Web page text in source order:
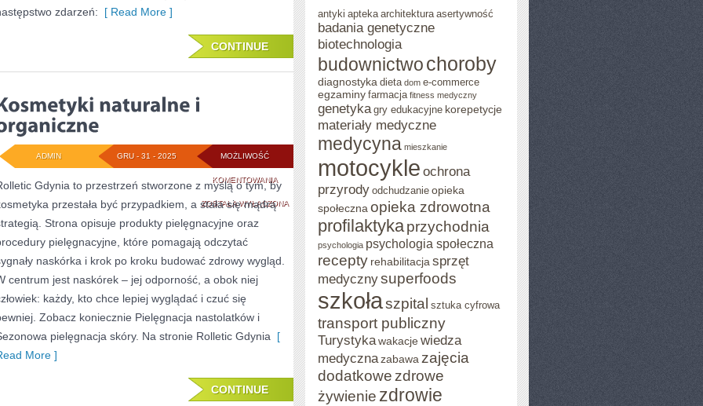
zdarzeń: [ Read More ]
CONTINUE
MOŻLIWOŚĆ
KOMENTOWANIAKOSMETYKI
NATURALNE
ORGANICZNE
ZOSTAŁA WYŁĄCZONA
GRU - 31 - 2025
ADMIN
Gdynia to przestrzeń stworzone z myślą o tym, by
przestała być przypadkiem, a stała się mądrą
Strona opisuje produkty pielęgnacyjne oraz
pielęgnacyjne, które pomagają odczytać
naskórka i krok po kroku budować zdrowy wygląd.
centrum jest naskórek – jej odporność, a obok niej
każdy, kto chce lepiej wyglądać i czuć się
Zobacz koniecznie Pielęgnacja nastolatków i
pielęgnacja skóry. Na stronie Rolletic Gdynia [
More ]
CONTINUE
antyki apteka architektura asertywność
badania genetyczne
biotechnologia
budownictwochoroby
diagnostyka dieta dom e-commerce
egzaminy farmacja fitness medyczny
genetyka gry edukacyjne korepetycje
materiały medyczne
medycyna mieszkanie
motocykle ochrona
przyrody odchudzanie opieka
społeczna opieka zdrowotna
profilaktykaprzychodnia
psychologia psychologia społeczna
recepty rehabilitacja sprzęt
medycznysuperfoods
szkołaszpital sztuka cyfrowa
transport publiczny
Turystykawakacjewiedza
medycznazabawa zajęcia
dodatkowe zdrowe
żywienie zdrowie